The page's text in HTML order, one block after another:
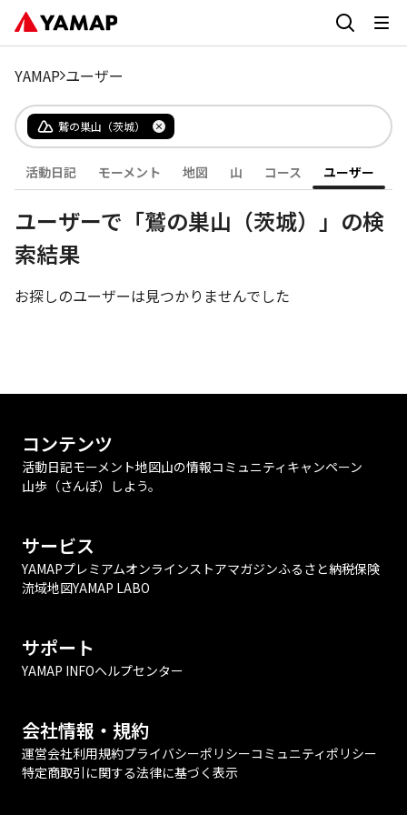
YAMAP ユーザー
鷲の巣山（茨城）
活動日記 モーメント 地図 山 コース ユーザー
ユーザーで「鷲の巣山（茨城）」の検
索結果
お探しのユーザーは見つかりませんでした
コンテンツ
活動日記モーメント地図山の情報コミュニティ キャンペーン
山歩（さんぽ）しよう。
サービス
YAMAPプレミアムオンラインストアマガジンふるさと納税保険
流域地図YAMAP LABO
サポート
YAMAP INFOヘルプセンター
会社情報・規約
運営会社利用規約プライバシーポリシーコミュニティポリシー
特定商取引に関する法律に基づく表示